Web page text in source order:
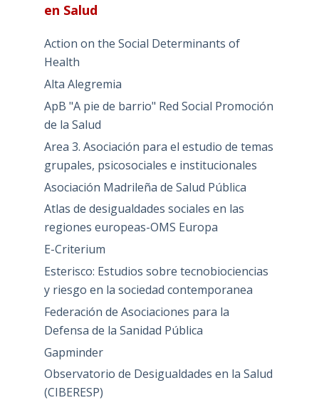
en Salud
Action on the Social Determinants of
Health
Alta Alegremia
ApB "A pie de barrio" Red Social Promoción
de la Salud
Area 3. Asociación para el estudio de temas
grupales, psicosociales e institucionales
Asociación Madrileña de Salud Pública
Atlas de desigualdades sociales en las
regiones europeas-OMS Europa
E-Criterium
Esterisco: Estudios sobre tecnobiociencias
y riesgo en la sociedad contemporanea
Federación de Asociaciones para la
Defensa de la Sanidad Pública
Gapminder
Observatorio de Desigualdades en la Salud
(CIBERESP)